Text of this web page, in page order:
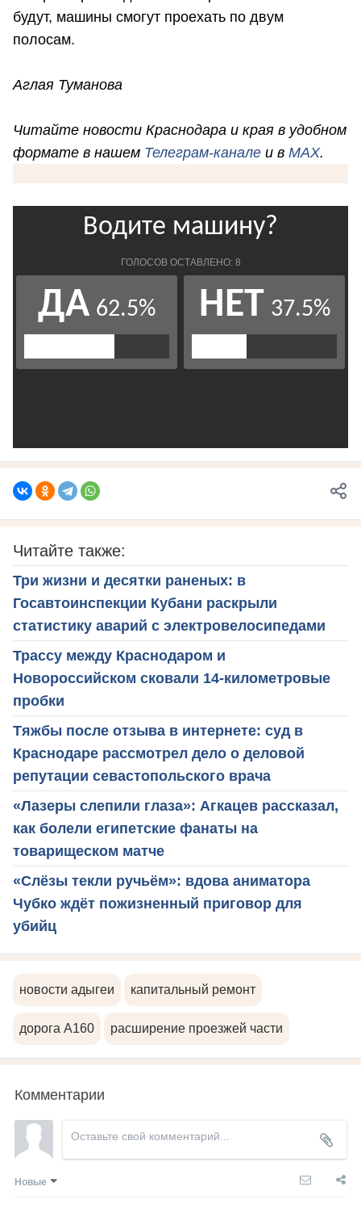
будут, машины смогут проехать по двум
полосам.
Аглая Туманова
Читайте новости Краснодара и края в удобном
формате в нашем Телеграм-канале и в MAX.
Читайте также:
Три жизни и десятки раненых: в
Госавтоинспекции Кубани раскрыли
статистику аварий с электровелосипедами
Трассу между Краснодаром и
Новороссийском сковали 14-километровые
пробки
Тяжбы после отзыва в интернете: суд в
Краснодаре рассмотрел дело о деловой
репутации севастопольского врача
«Лазеры слепили глаза»: Агкацев рассказал,
как болели египетские фанаты на
товарищеском матче
«Слёзы текли ручьём»: вдова аниматора
Чубко ждёт пожизненный приговор для
убийц
новости адыгеи капитальный ремонт
дорога А160 расширение проезжей части
Комментарии
Новые